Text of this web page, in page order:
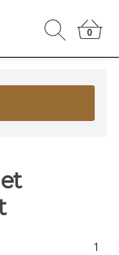
0
0
1